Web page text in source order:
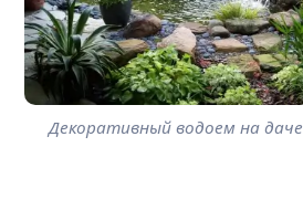
Декоративный водоем на даче